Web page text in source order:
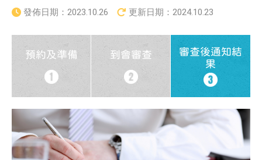
發佈日期： 2023.10.26 更新日期： 2024.10.23
預約及準備 到會審查
審查後通知結
果